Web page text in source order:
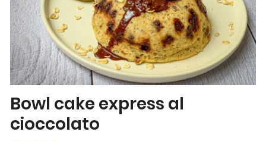
Bowl cake express al
cioccolato